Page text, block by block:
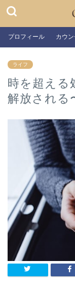
プロフィール カウ
ライフ
時を超える
解放される